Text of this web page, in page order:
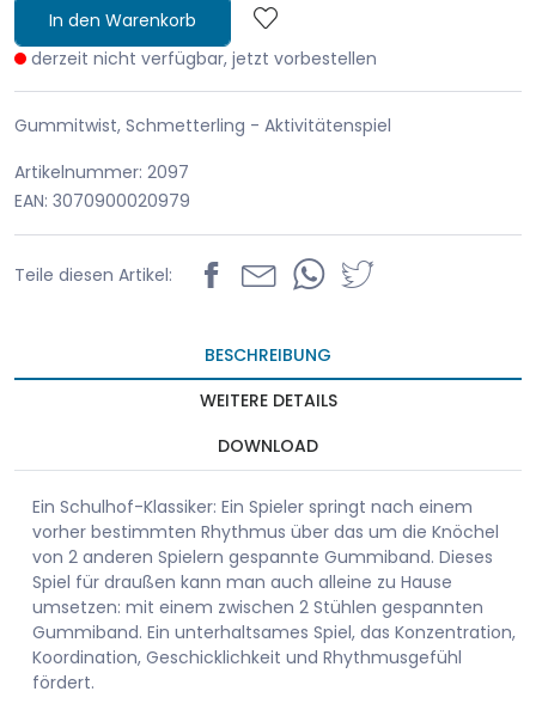
In den Warenkorb
derzeit nicht verfügbar, jetzt vorbestellen
Gummitwist, Schmetterling - Aktivitätenspiel
Artikelnummer: 2097
EAN: 3070900020979
Teile diesen Artikel:
BESCHREIBUNG
WEITERE DETAILS
DOWNLOAD
Ein Schulhof-Klassiker: Ein Spieler springt nach einem
vorher bestimmten Rhythmus über das um die Knöchel
von 2 anderen Spielern gespannte Gummiband. Dieses
Spiel für draußen kann man auch alleine zu Hause
umsetzen: mit einem zwischen 2 Stühlen gespannten
Gummiband. Ein unterhaltsames Spiel, das Konzentration,
Koordination, Geschicklichkeit und Rhythmusgefühl
fördert.